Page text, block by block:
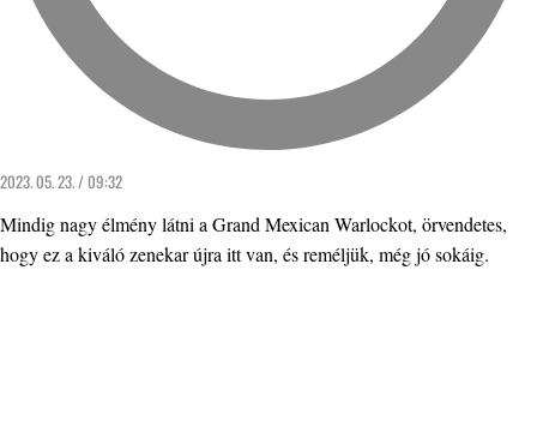
2023. 05. 23. / 09:32
Mindig nagy élmény látni a Grand Mexican Warlockot, örvendetes,
hogy ez a kiváló zenekar újra itt van, és reméljük, még jó sokáig.